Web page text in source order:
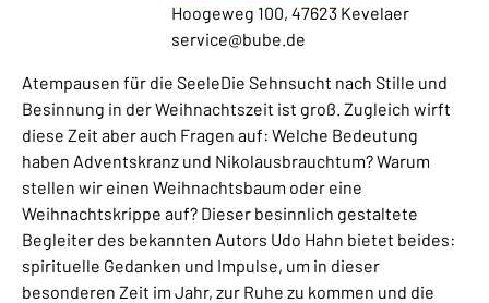
Hoogeweg 100, 47623 Kevelaer
service@bube.de
Atempausen für die SeeleDie Sehnsucht nach Stille und
Besinnung in der Weihnachtszeit ist groß. Zugleich wirft
diese Zeit aber auch Fragen auf: Welche Bedeutung
haben Adventskranz und Nikolausbrauchtum? Warum
stellen wir einen Weihnachtsbaum oder eine
Weihnachtskrippe auf? Dieser besinnlich gestaltete
Begleiter des bekannten Autors Udo Hahn bietet beides:
spirituelle Gedanken und Impulse, um in dieser
besonderen Zeit im Jahr, zur Ruhe zu kommen und die